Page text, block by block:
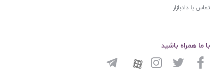
تماس با دادبازار
با ما همراه باشید